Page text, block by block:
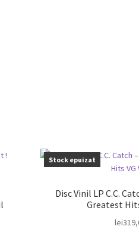
Stock epuizat
Disc Vinil LP C.C. Catch – Diamonds – Her
lei